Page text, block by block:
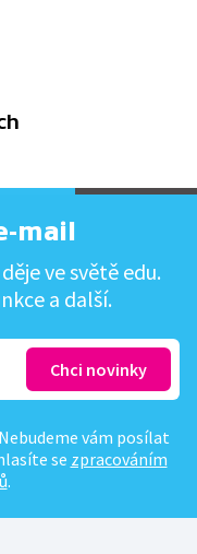
mail
ve světě edu.
a další.
vám posílat
se zpracováním
.